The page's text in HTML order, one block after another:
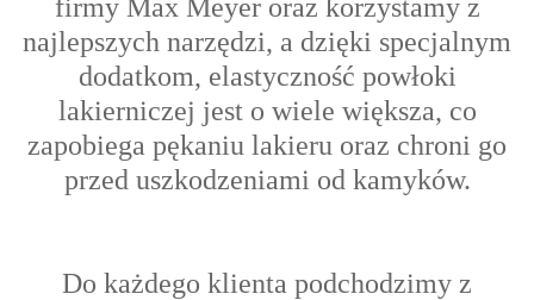
firmy Max Meyer oraz korzystamy z
najlepszych narzędzi, a dzięki specjalnym
dodatkom, elastyczność powłoki
lakierniczej jest o wiele większa, co
zapobiega pękaniu lakieru oraz chroni go
przed uszkodzeniami od kamyków.
Do każdego klienta podchodzimy z